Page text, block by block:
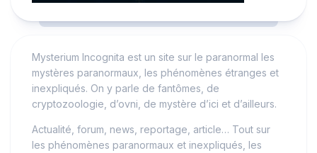
Mysterium Incognita est un site sur le paranormal les
mystères paranormaux, les phénomènes étranges et
inexpliqués. On y parle de fantômes, de
cryptozoologie, d’ovni, de mystère d’ici et d’ailleurs.
Actualité, forum, news, reportage, article… Tout sur
les phénomènes paranormaux et inexpliqués, les